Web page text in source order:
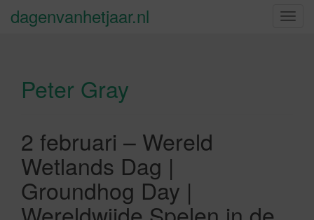
S
dagenvanhetjaar.nl
Peter Gray
2 februari – Wereld
Wetlands Dag |
Groundhog Day |